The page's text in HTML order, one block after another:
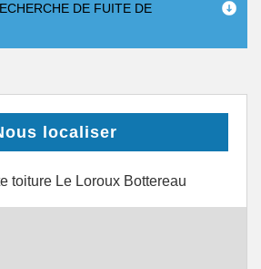
DE FUITE DE
localiser
toiture Le Loroux Bottereau